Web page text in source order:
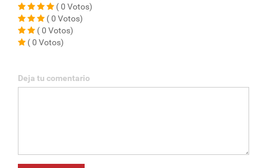
( 0 Votos)
( 0 Votos)
( 0 Votos)
( 0 Votos)
Deja tu comentario